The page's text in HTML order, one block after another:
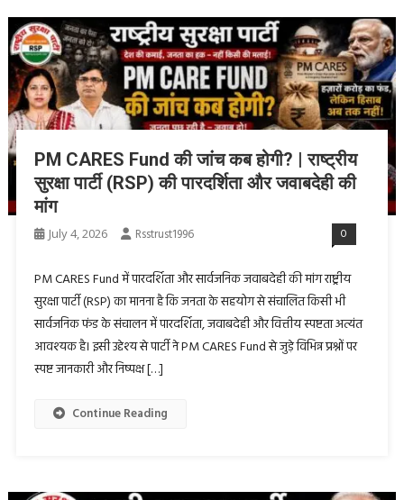
PM CARES Fund की जांच कब होगी? | राष्ट्रीय
सुरक्षा पार्टी (RSP) की पारदर्शिता और जवाबदेही की
मांग
July 4, 2026 Rsstrust1996 0
PM CARES Fund में पारदर्शिता और सार्वजनिक जवाबदेही की मांग राष्ट्रीय
सुरक्षा पार्टी (RSP) का मानना है कि जनता के सहयोग से संचालित किसी भी
सार्वजनिक फंड के संचालन में पारदर्शिता, जवाबदेही और वित्तीय स्पष्टता अत्यंत
आवश्यक है। इसी उद्देश्य से पार्टी ने PM CARES Fund से जुड़े विभिन्न प्रश्नों पर
स्पष्ट जानकारी और निष्पक्ष […]
Continue Reading